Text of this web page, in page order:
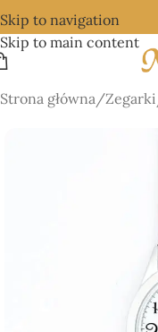
Skip to navigation
Skip to main content
Strona główna/Zegarki